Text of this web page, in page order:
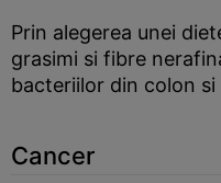
Prin alegerea unei
grasimi si fibre
bacteriilor din colon
Cancer